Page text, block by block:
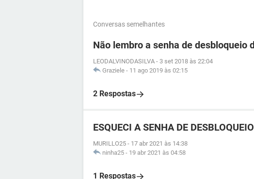
Conversas semelhantes
Não lembro a senha de desbloqueio
LEODALVINODASILVA - 3 set 2018 às 22:04
Graziele - 11 ago 2019 às 02:15
2 Respostas
ESQUECI A SENHA DE
MURILLO25 - 17 abr 2021 às 14:38
ninha25 - 19 abr 2021 às 04:58
1 Respostas